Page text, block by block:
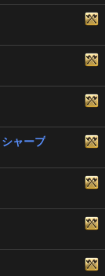
ャープ